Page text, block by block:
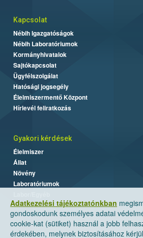
Adatkezelési tájékoztatónkban
gondoskodunk személyes adatai
cookie-kat (sütiket) használ a jobb
érdekében, melynek biztosításához
Kapcsolat
Nébih Igazgatóságok
Nébih Laboratóriumok
Kormányhivatalok
Sajtókapcsolat
Ügyfélszolgálat
Hatósági jogsegély
Élelmiszermentő Központ
Hírlevél feliratkozás
Gyakori kérdések
Élelmiszer
Állat
Növény
Laboratóriumok